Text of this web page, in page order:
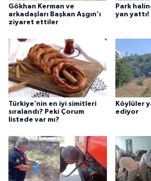
Gökhan Kerman ve
arkadaşları Başkan Aşgın’ı
ziyaret ettiler
Park
yan yattı!
Türkiye’nin en iyi simitleri
sıralandı? Peki Çorum
listede var mı?
Köylüler
ediyor